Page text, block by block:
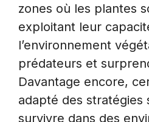
zones où les plantes
exploitant leur
l’environnement
prédateurs et
Davantage encore,
adapté des stratégies
survivre dans des